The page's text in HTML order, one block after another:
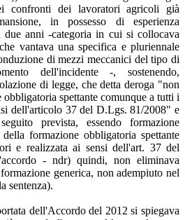
confronti dei lavoratori agricoli già
in possesso di esperienza
due anni -categoria in cui si collocava
vantava una specifica e pluriennale
di mezzi meccanici del tipo di
dell'incidente -, sostenendo,
di legge, che detta deroga "non
spettante comunque a tutti i
dell'articolo 37 del D.Lgs. 81/2008" e
prevista, essendo formazione
formazione obbligatoria spettante
e realizzata ai sensi dell'art. 37 del
- ndr) quindi, non eliminava
generica, non adempiuto nel
sentenza).
dell'Accordo del 2012 si spiegava